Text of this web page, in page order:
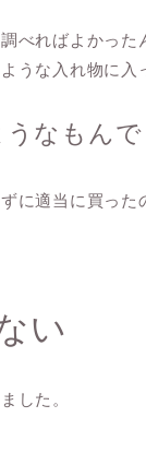
べればよかった
うな入れ物に入
なもんで
に適当に買った
い
した。